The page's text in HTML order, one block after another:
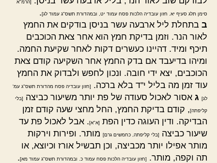
[הרמ"א
סימן תלג סעיף יא. חזון עובדיה הלכות פסח עמוד יט, ובמהדורת תשס"ג עמוד לג].
ב בתחלת ליל ארבעה עשר בניסן בודקים את החמץ
לאור הנר. וזמן בדיקת חמץ הוא אחר צאת הכוכבים
תיכף ומיד. דהיינו כעשרים דקות לאחר שקיעת החמה.
ומיהו בדיעבד אם בדק החמץ אחר השקיעה קודם צאת
הכוכבים, יצא ידי חובה. ונכון לחפש ולבדוק את החמץ
עוד זמן מה בליל י"ד בלא ברכה.
[חזון עובדיה פסח מהדורת תשס"ג עמ'
לג] ג אסור לאכול סעודה של פת יותר משיעור כביצה [בלי
קליפתה], קודם בדיקת החמץ, החל מחצי שעה קודם זמן
הבדיקה. ודין העוגה כדין הפת [א"א]. אבל לאכול פת עד
שיעור כביצה
[בלי קליפתה, כחמשים גרם] מותר. ופירות וירקות
מותר אפילו יותר מכביצה, וכן תבשיל אורז וכיוצא, או
תה וקפה, מותר.
[חזון עובדיה הלכות פסח עמוד כ. ובמהדורת תשס"ג עמוד מא].